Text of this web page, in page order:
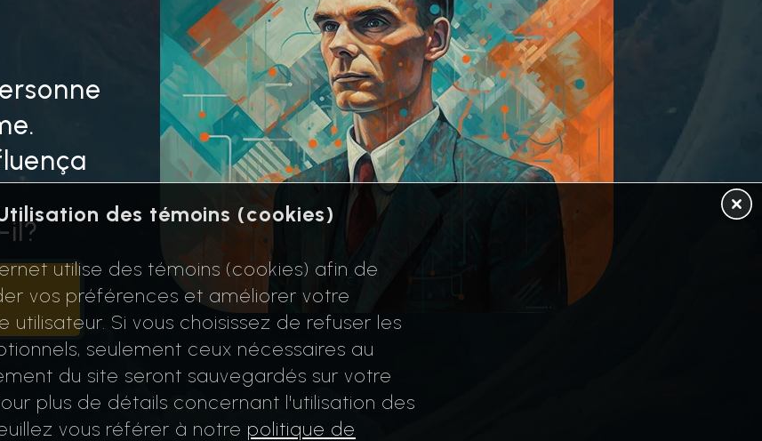
il?
des témoins (cookies)
utilise des témoins (cookies) afin de
vos préférences et améliorer votre
utilisateur. Si vous choisissez de refuser les
seulement ceux nécessaires au
du site seront sauvegardés sur votre
plus de détails concernant l'utilisation des
vous référer à notre politique de